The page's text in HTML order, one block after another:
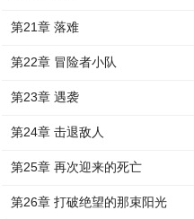
第21章 落难
第22章 冒险者小队
第23章 遇袭
第24章 击退敌人
第25章 再次迎来的死亡
第26章 打破绝望的那束阳光